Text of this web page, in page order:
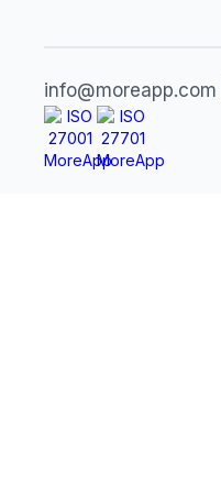
info@moreapp.com